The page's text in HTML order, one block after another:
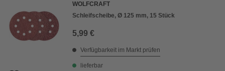
WOLFCRAFT
Schleifscheibe, Ø 125 mm, 15 Stück
5,99 €
Verfügbarkeit im Markt prüfen
lieferbar